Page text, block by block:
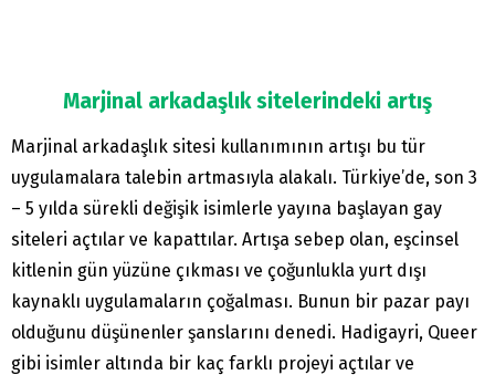
Marjinal arkadaşlık sitelerindeki artış
Marjinal arkadaşlık sitesi kullanımının artışı bu tür
uygulamalara talebin artmasıyla alakalı. Türkiye’de, son 3
– 5 yılda sürekli değişik isimlerle yayına başlayan gay
siteleri açtılar ve kapattılar. Artışa sebep olan, eşcinsel
kitlenin gün yüzüne çıkması ve çoğunlukla yurt dışı
kaynaklı uygulamaların çoğalması. Bunun bir pazar payı
olduğunu düşünenler şanslarını denedi. Hadigayri, Queer
gibi isimler altında bir kaç farklı projeyi açtılar ve